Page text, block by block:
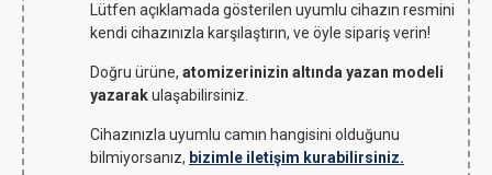
Lütfen açıklamada gösterilen uyumlu cihazın resmini
kendi cihazınızla karşılaştırın, ve öyle sipariş verin!
Doğru ürüne, atomizerinizin altında yazan modeli
yazarakulaşabilirsiniz.
Cihazınızla uyumlu camın hangisini olduğunu
bilmiyorsanız, bizimle iletişim kurabilirsiniz.